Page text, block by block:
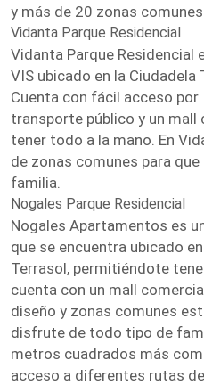
y más de 20 zonas
Vidanta Parque Residencial
Vidanta Parque Residencial
VIS ubicado en la Ciudadela
Cuenta con fácil acceso
transporte público y un
tener todo a la mano. En
de zonas comunes para
familia.
Nogales Parque Residencial
Nogales Apartamentos es
que se encuentra ubicado
Terrasol, permitiéndote
cuenta con un mall
diseño y zonas comunes
disfrute de todo tipo de
metros cuadrados más
acceso a diferentes rutas